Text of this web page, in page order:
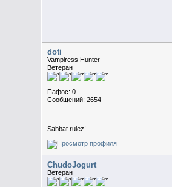
doti
Vampiress Hunter
Ветеран
Пафос: 0
Сообщений: 2654
Sabbat rulez!
ChudoJogurt
Ветеран